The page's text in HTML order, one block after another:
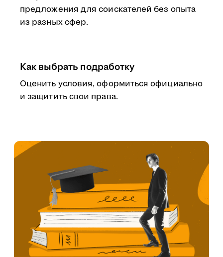
предложения для соискателей без опыта
из разных сфер.
Как выбрать подработку
Оценить условия, оформиться официально
и защитить свои права.